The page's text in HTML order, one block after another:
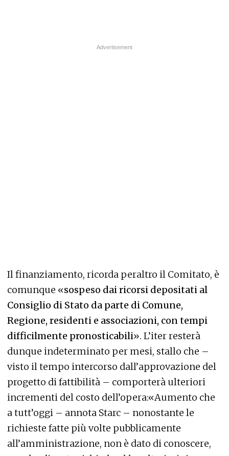
Il finanziamento, ricorda peraltro il Comitato, è
comunque «sospeso dai ricorsi depositati al
Consiglio di Stato da parte di Comune,
Regione, residenti e associazioni, con tempi
difficilmente pronosticabili». L’iter resterà
dunque indeterminato per mesi, stallo che –
visto il tempo intercorso dall’approvazione del
progetto di fattibilità – comporterà ulteriori
incrementi del costo dell’opera:«Aumento che
a tutt’oggi – annota Starc – nonostante le
richieste fatte più volte pubblicamente
all’amministrazione, non è dato di conoscere,